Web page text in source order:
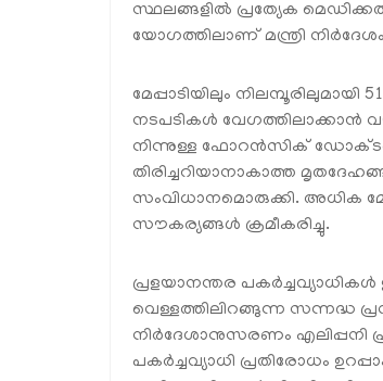
സ്ഥലങ്ങളിൽ പ്രത്യേക
യോഗത്തിലാണ് മന്ത്രി
മേപ്പാടിയിലും നിലമ്പൂരിലുമായി
നടപടികൾ
നിന്നുള്ള ഫോറൻസിക്
തിരിച്ചറിയാനാകാത്ത
സംവിധാനമൊരുക്കി. അധിക
സൗകര്യങ്ങൾ ക്രമീകരിച്ചു.
പ്രളയാനന്തര
വെള്ളത്തിലിറങ്ങുന്ന സന്നദ്ധ
നിർദേശാനുസരണം എലിപ്പനി
പകർച്ചവ്യാധി പ്രതിരോധം